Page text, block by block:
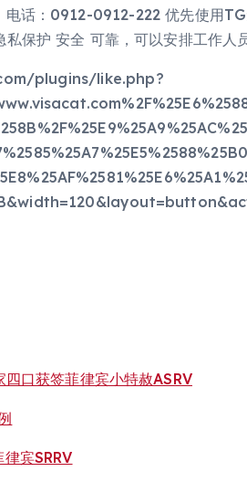
话：0912-0912-222 优先使用TG
保护 安全 可靠，可以安排工作人
plugins/like.php?
口获签菲律宾小特赦ASRV
宾SRRV